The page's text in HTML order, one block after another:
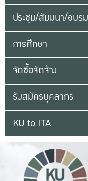
ประชุม/สัมมนา/อบรม
การศึกษา
จัดซื้อจัดจ้าง
รับสมัครบุคลากร
KU to ITA